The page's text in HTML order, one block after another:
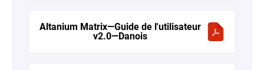
Altanium Matrix—Guide de l'utilisateur
v2.0—Danois